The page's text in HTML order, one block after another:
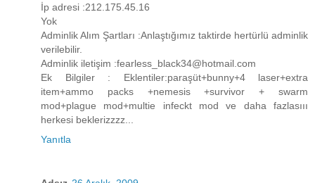
İp adresi :212.175.45.16
Yok
Adminlik Alım Şartları :Anlaştığımız taktirde hertürlü adminlik
verilebilir.
Adminlik iletişim :fearless_black34@hotmail.com
Ek Bilgiler : Eklentiler:paraşüt+bunny+4 laser+extra
item+ammo packs +nemesis +survivor + swarm
mod+plague mod+multie infeckt mod ve daha fazlasııı
herkesi beklerizzzz...
Yanıtla